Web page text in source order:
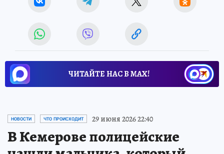
ЧИТАЙТЕ НАС В МАХ!
НОВОСТИ ЧТО ПРОИСХОДИТ 29 июня 2026 22:40
В Кемерове полицейские